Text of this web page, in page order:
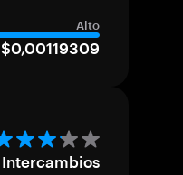
Alto
$0,00119309
Intercambios